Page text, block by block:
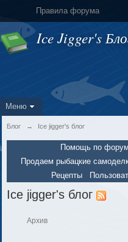
Правила форума
Ice Jigger's
Меню
Блог → Ice jigger's блог
Помощь по
Продаем рыбацкие
Рецепты
Ice jigger's блог
Архив